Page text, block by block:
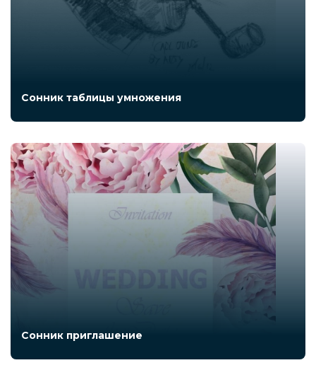
Сонник таблицы умножения
Сонник приглашение